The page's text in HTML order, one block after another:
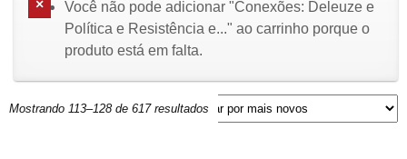
Você não pode adicionar "Conexões: Deleuze e
Política e Resistência e..." ao carrinho porque o
produto está em falta.
Mostrando 113–128 de 617 resultados